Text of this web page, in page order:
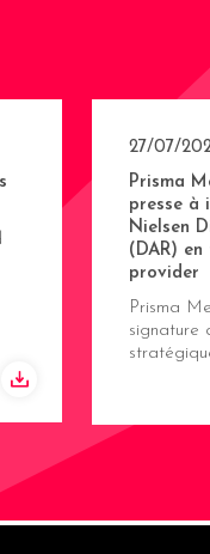
27/07/
Prisma
presse à
Nielsen
(DAR)
provider
Prisma
signature